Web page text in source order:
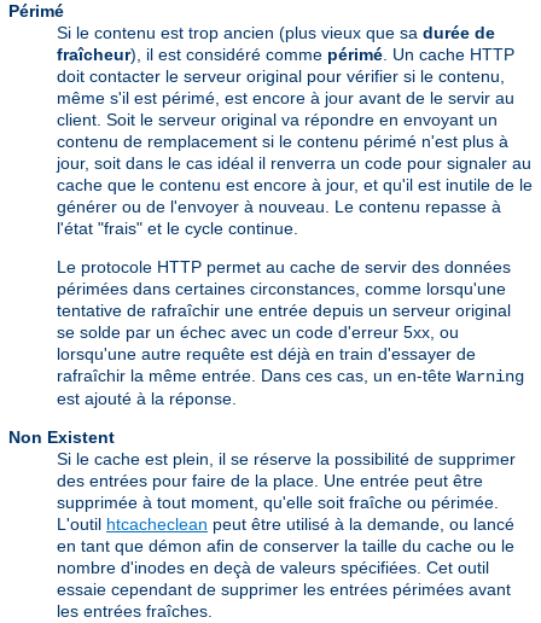
Périmé
Si le contenu est trop ancien (plus vieux que sa durée de
fraîcheur), il est considéré comme périmé. Un cache HTTP
doit contacter le serveur original pour vérifier si le contenu,
même s'il est périmé, est encore à jour avant de le servir au
client. Soit le serveur original va répondre en envoyant un
contenu de remplacement si le contenu périmé n'est plus à
jour, soit dans le cas idéal il renverra un code pour signaler au
cache que le contenu est encore à jour, et qu'il est inutile de le
générer ou de l'envoyer à nouveau. Le contenu repasse à
l'état "frais" et le cycle continue.
Le protocole HTTP permet au cache de servir des données
périmées dans certaines circonstances, comme lorsqu'une
tentative de rafraîchir une entrée depuis un serveur original
se solde par un échec avec un code d'erreur 5xx, ou
lorsqu'une autre requête est déjà en train d'essayer de
rafraîchir la même entrée. Dans ces cas, un en-tête Warning
est ajouté à la réponse.
Non Existent
Si le cache est plein, il se réserve la possibilité de supprimer
des entrées pour faire de la place. Une entrée peut être
supprimée à tout moment, qu'elle soit fraîche ou périmée.
L'outil htcacheclean peut être utilisé à la demande, ou lancé
en tant que démon afin de conserver la taille du cache ou le
nombre d'inodes en deçà de valeurs spécifiées. Cet outil
essaie cependant de supprimer les entrées périmées avant
les entrées fraîches.